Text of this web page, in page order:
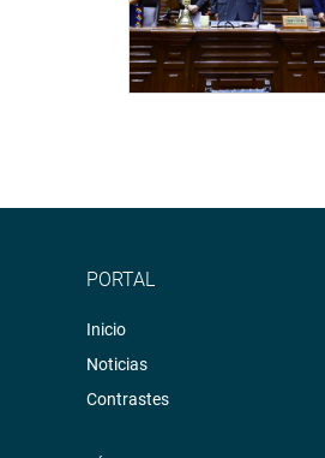
PORTAL
Inicio
Noticias
Contrastes